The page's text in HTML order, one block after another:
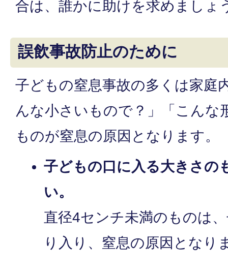
合は、誰かに助けを求めましょ
誤飲事故防止のために
子どもの窒息事故の多くは家庭
んな小さいもので？」「こんな
ものが窒息の原因となります。
子どもの口に入る大きさの
い。
直径4センチ未満のものは
り入り、窒息の原因となり